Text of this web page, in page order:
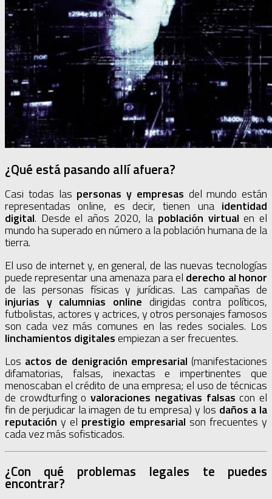
¿Qué está pasando allí afuera?
Casi todas las personas y empresas del mundo están
representadas online, es decir, tienen una identidad
digital. Desde el años 2020, la población virtual en el
mundo ha superado en número a la población humana de la
tierra.
El uso de internet y, en general, de las nuevas tecnologías
puede representar una amenaza para el derecho al honor
de las personas físicas y jurídicas. Las campañas de
injurias y calumnias online dirigidas contra políticos,
futbolistas, actores y actrices, y otros personajes famosos
son cada vez más comunes en las redes sociales. Los
linchamientos digitalesempiezan a ser frecuentes.
Los actos de denigración empresarial (manifestaciones
difamatorias, falsas, inexactas e impertinentes que
menoscaban el crédito de una empresa; el uso de técnicas
de crowdturfing ovaloraciones negativas falsas con el
fin de perjudicar la imagen de tu empresa) y los daños a la
reputación y el prestigio empresarial son frecuentes y
cada vez más sofisticados.
¿Con qué problemas legales te puedes
encontrar?